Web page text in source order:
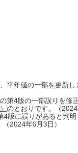
平年値の一部を更新し
第4版の一部誤りを
のとおりです。（2024
版に誤りがあると判
2024年6月3日）